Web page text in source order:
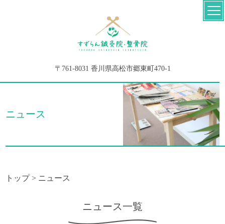
〒761-8031 香川県高松市郷東町470-1
ニュース
トップ> ニュース
ニュース一覧